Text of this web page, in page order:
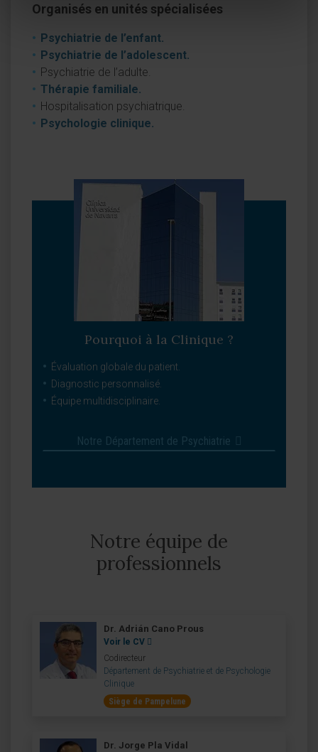
Organisés en unités spécialisées
Psychiatrie de l’enfant.
Psychiatrie de l’adolescent.
Psychiatrie de l’adulte.
Thérapie familiale.
Hospitalisation psychiatrique.
Psychologie clinique.
Pourquoi à la Clinique ?
Évaluation globale du patient.
Diagnostic personnalisé.
Équipe multidisciplinaire.
Notre Département de Psychiatrie
Notre équipe de
professionnels
Dr. Adrián Cano Prous
Voir le CV
Codirecteur
Département de Psychiatrie et de Psychologie
Clinique
Siège de Pampelune
Dr. Jorge Pla Vidal